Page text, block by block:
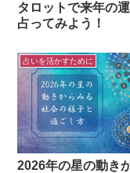
タロットで来年の
占ってみよう！
占いを活かすために
2026年の星の動き